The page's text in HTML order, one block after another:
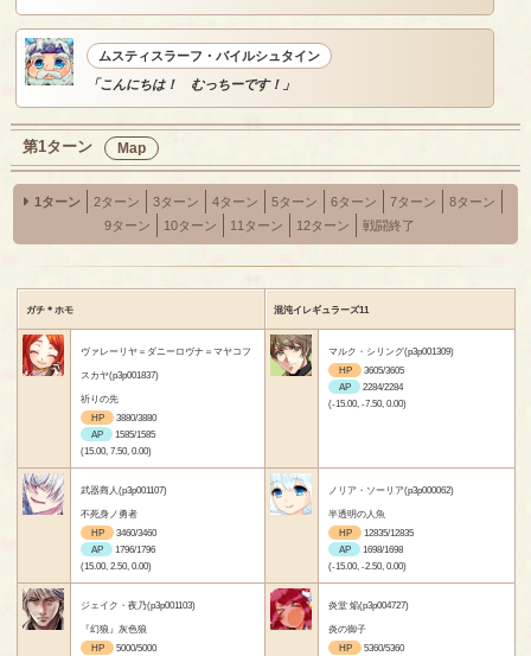
ムスティスラーフ・バイルシュタイン
「こんにちは！ むっちーです！」
第1ターン Map
1ターン 2ターン 3ターン 4ターン 5ターン 6ターン 7ターン
8ターン
9ターン
10ターン 11ターン 12ターン 戦闘終了
ガチ＊ホモ 混沌イレギュラーズ11
ヴァレーリヤ＝ダニーロヴナ＝マヤコフ
スカヤ(p3p001837)
祈りの先
HP
3880/3880
AP
1585/1585
(15.00, 7.50, 0.00)
マルク・シリング(p3p001309)
HP
3605/3605
AP
2284/2284
(-15.00, -7.50, 0.00)
武器商人(p3p001107)
不死身ノ勇者
HP
3460/3460
AP
1796/1796
(15.00, 2.50, 0.00)
ノリア・ソーリア(p3p000062)
半透明の人魚
HP
12835/12835
AP
1698/1698
(-15.00, -2.50, 0.00)
ジェイク・夜乃(p3p001103)
『幻狼』灰色狼
HP
5000/5000
炎堂 焔(p3p004727)
炎の御子
HP
5360/5360